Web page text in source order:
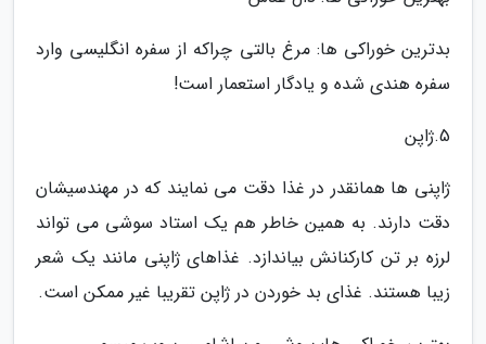
بدترین خوراکی ها: مرغ بالتی چراکه از سفره انگلیسی وارد
سفره هندی شده و یادگار استعمار است!
5.ژاپن
ژاپنی ها همانقدر در غذا دقت می نمایند که در مهندسیشان
دقت دارند. به همین خاطر هم یک استاد سوشی می تواند
لرزه بر تن کارکنانش بیاندازد. غذاهای ژاپنی مانند یک شعر
زیبا هستند. غذای بد خوردن در ژاپن تقریبا غیر ممکن است.